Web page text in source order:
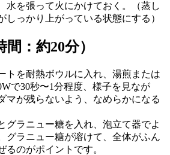
水を張って火にかけておく。（蒸し
しっかり上がっている状態にする）
：約20分）
トを耐熱ボウルに入れ、湯煎または
で30秒〜1分程度、様子を見なが
マが残らないよう、なめらかになる
グラニュー糖を入れ、泡立て器でよ
グラニュー糖が溶けて、全体がふん
るのがポイントです。